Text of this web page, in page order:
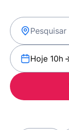
Hoje 10h